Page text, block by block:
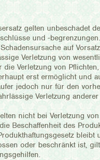
gelten unbeschadet
und -begrenzungen.
auf
Verletzung von
Verletzung von
erst ermöglicht und
jedoch nur für den
Verletzung
nicht bei Verletzung
Beschaffenheit des
bleibt
oder beschränkt ist,